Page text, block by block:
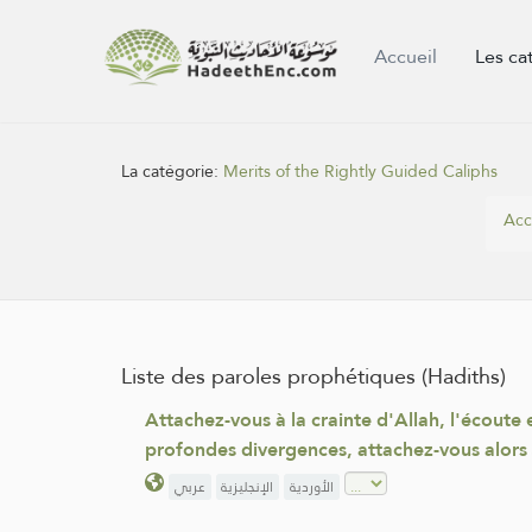
Accueil Les
La catégorie: Merits of the Rightly Guided Caliphs
Liste des paroles prophétiques (Hadiths)
Attachez-vous à la crainte d'Allah, l'écoute
profondes divergences, attachez-vous
عربي الإنجليزية الأوردية